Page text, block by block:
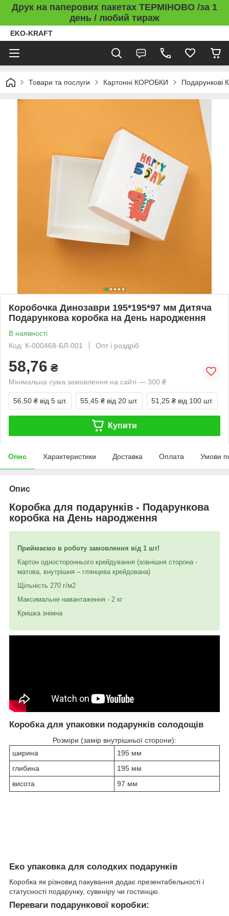
Друк на паперових пакетах ТЕРМІНОВО /за 1
день / любий тираж
EKO-KRAFT
Товари та послуги Картонні КОРОБКИ Подарункові
Коробочка Динозаври 195*195*97 мм Дитяча
Подарункова коробка на День народження
В наявності
Код: К-000468-БЛ-001
Опт і роздріб
58,76 ₴
Мінімальна сума замовлення на сайті — 300 ₴
56,50 ₴ від 5 шт. 55,45 ₴ від 20 шт. 51,25 ₴ від 100 шт.
Купити
Опис Характеристики Доставка Оплата Умови
Опис
Коробка для подарунків - Подарункова
коробка на День народження
Приймаємо в роботу замовлення від 1 шт!
Картон одностороннього крейдування (зовнішня сторона -
матова, внутрішня – глянцева крейдована)
Щільність 270 г/м2
Максимальне навантаження - 2 кг
Кришка знімна
Коробка для упаковки подарунків солодощів
Розміри (замір внутрішньої сторони):
ширина
195 мм
глибина
195 мм
висота
97 мм
Еко упаковка для солодких подарунків
Коробка як різновид пакування додає презентабельності і
статусності подарунку, сувеніру чи гостинцю.
Переваги подарункової коробки: